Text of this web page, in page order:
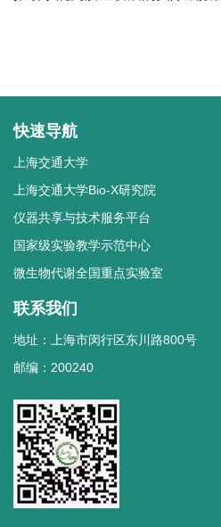
快速导航
上海交通大学
上海交通大学Bio-X研究院
仪器共享与技术服务平台
国家级实验教学示范中心
微生物代谢全国重点实验室
联系我们
地址：上海市闵行区东川路800号
邮编：200240